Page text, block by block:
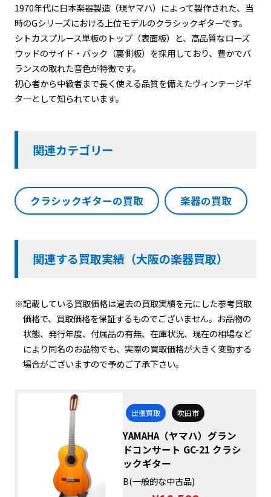
1970年代に日本楽器製造（現ヤマハ）によって製作された、当
時のGシリーズにおける上位モデルのクラシックギターです。
シトカスプルース単板のトップ（表面板）と、高品質なローズ
ウッドのサイド・バック（裏側板）を採用しており、豊かでバ
ランスの取れた音色が特徴です。
初心者から中級者まで長く使える品質を備えたヴィンテージギ
ターとして知られています。
関連カテゴリー
クラシックギターの買取 楽器の買取
関連する買取実績（大阪の楽器買取）
※記載している買取価格は過去の買取実績を元にした参考買取
価格で、買取価格を保証するものでございません。お品物の
状態、発行年度、付属品の有無、在庫状況、現在の相場など
により同名のお品物でも、実際の買取価格が大きく変動する
場合がございますので予めご了承下さい。
出張買取 吹田市
YAMAHA（ヤマハ）グラン
ドコンサート GC-21 クラシ
ックギター
B(一般的な中古品)